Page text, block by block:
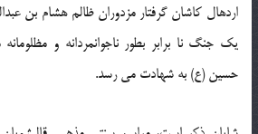
اردهال کاشان گرفتار مزدوران ظالم هشام بن
یک جنگ نا برابر بطور ناجوانمردانه و
حسین (ع) به شهادت می رسد.